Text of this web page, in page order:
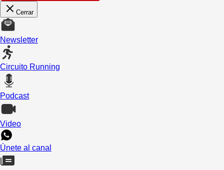
Cerrar
Newsletter
Circuito Running
Podcast
Video
Únete al canal